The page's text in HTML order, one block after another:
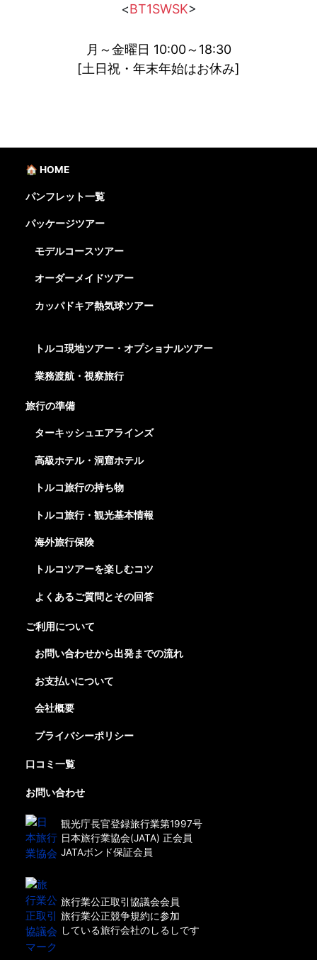
<BT1SWSK>
月～金曜日 10:00～18:30
[土日祝・年末年始はお休み]
🏠 HOME
パンフレット一覧
パッケージツアー
モデルコースツアー
オーダーメイドツアー
カッパドキア熱気球ツアー
トルコ現地ツアー・オプショナルツアー
業務渡航・視察旅行
旅行の準備
ターキッシュエアラインズ
高級ホテル・洞窟ホテル
トルコ旅行の持ち物
トルコ旅行・観光基本情報
海外旅行保険
トルコツアーを楽しむコツ
よくあるご質問とその回答
ご利用について
お問い合わせから出発までの流れ
お支払いについて
会社概要
プライバシーポリシー
口コミ一覧
お問い合わせ
観光庁長官登録旅行業第1997号
日本旅行業協会(JATA) 正会員
JATAボンド保証会員
旅行業公正取引協議会会員
旅行業公正競争規約に参加
している旅行会社のしるしです